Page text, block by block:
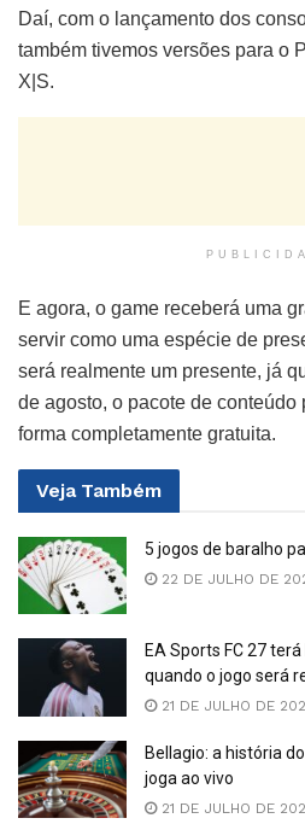
Daí, com o lançamento dos
também tivemos versões para o
X|S.
E agora, o game receberá uma
servir como uma espécie de
será realmente um presente, já
de agosto, o pacote de
forma completamente gratuita.
Veja Também
5 jogos de baralho
22 DE JULHO DE
EA Sports FC 27
quando o jogo será
21 DE JULHO DE
Bellagio: a história
joga ao vivo
21 DE JULHO DE